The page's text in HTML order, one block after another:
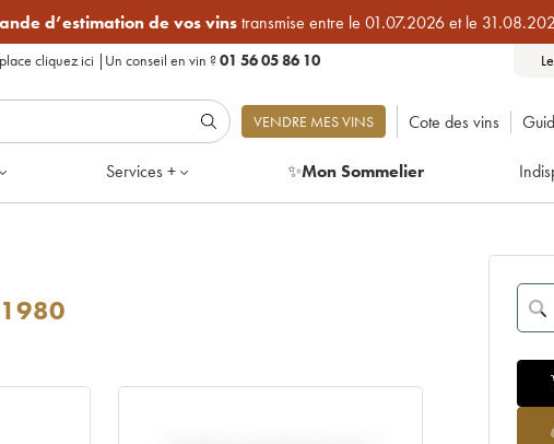
d’estimation de vos vinstransmise entre le 01.07.2026 et le
cliquez ici | Un conseil en vin ?01 56 05 86 10
VENDRE MES VINS Cote des vins
Services + ✨Mon Sommelier
1980